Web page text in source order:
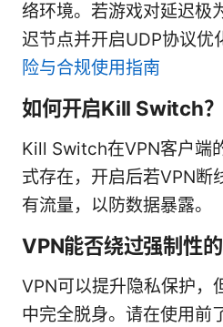
络环境。若游戏对延迟极
迟节点并开启UDP协议优
险与合规使用指南
如何开启Kill Switch？
Kill Switch在VPN客户端
式存在，开启后若VPN断
有流量，以防数据暴露。
VPN能否绕过强制性的
VPN可以提升隐私保护，
中完全脱身。请在使用前